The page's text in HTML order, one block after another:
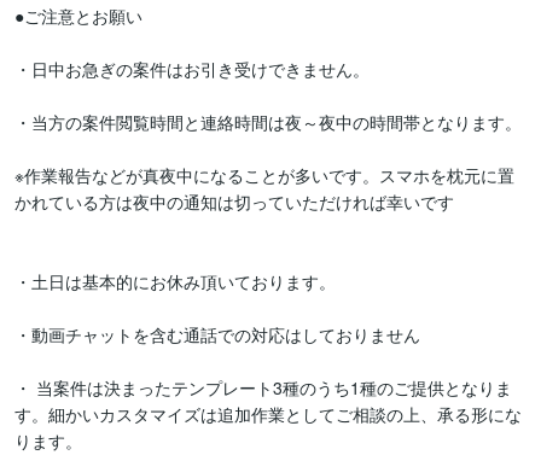
●ご注意とお願い
・日中お急ぎの案件はお引き受けできません。
・当方の案件閲覧時間と連絡時間は夜～夜中の時間帯となります。
※作業報告などが真夜中になることが多いです。スマホを枕元に置
かれている方は夜中の通知は切っていただければ幸いです
・土日は基本的にお休み頂いております。
・動画チャットを含む通話での対応はしておりません
・ 当案件は決まったテンプレート3種のうち1種のご提供となりま
す。細かいカスタマイズは追加作業としてご相談の上、承る形にな
ります。